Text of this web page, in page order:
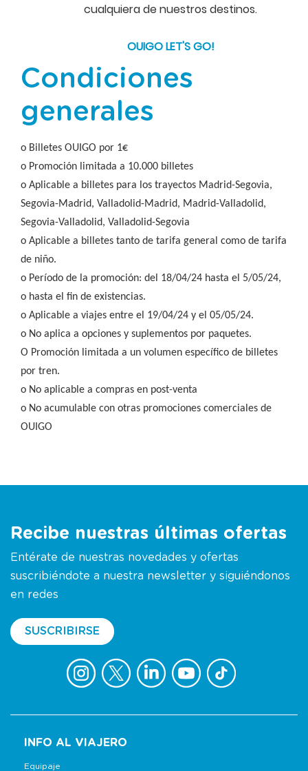
cualquiera de nuestros destinos.
OUIGO LET'S GO!
Condiciones
generales
o Billetes OUIGO por 1€
o Promoción limitada a 10.000 billetes
o Aplicable a billetes para los trayectos Madrid-Segovia,
Segovia-Madrid, Valladolid-Madrid, Madrid-Valladolid,
Segovia-Valladolid, Valladolid-Segovia
o Aplicable a billetes tanto de tarifa general como de tarifa
de niño.
o Período de la promoción: del 18/04/24 hasta el 5/05/24,
o hasta el fin de existencias.
o Aplicable a viajes entre el 19/04/24 y el 05/05/24.
o No aplica a opciones y suplementos por paquetes.
O Promoción limitada a un volumen específico de billetes
por tren.
o No aplicable a compras en post-venta
o No acumulable con otras promociones comerciales de
OUIGO
Recibe nuestras últimas ofertas
Entérate de nuestras novedades y ofertas
suscribiéndote a nuestra newsletter y siguiéndonos
en redes
SUSCRIBIRSE
INFO AL VIAJERO
Equipaje